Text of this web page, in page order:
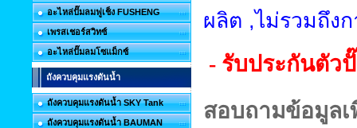
อะไหล่ปั๊มลมฟูเช็ง FUSHENG
เพรสเชอร์สวิทซ์
อะไหล่ปั๊มลมโซแม็กซ์
ถังควบคุมแรงดันน้ำ
ถังควบคุมแรงดันน้ำ SKY Tank
ถังควบคุมแรงดันน้ำ BAUMAN
ผลิต ,ไม่รวมถึง
- รับประกันตัว
สอบถามข้อมูลเ